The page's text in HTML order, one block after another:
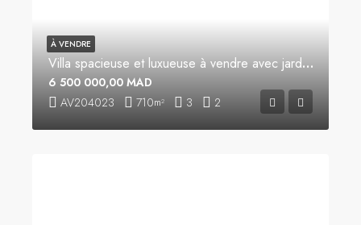
Villa spacieuse et luxueuse à vendre avec jardin et piscine à Tanger
AV204023 710m² 3 2
6 500 000,00 MAD
À VENDRE